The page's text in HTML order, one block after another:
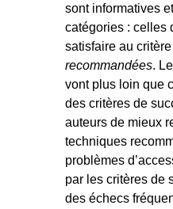
sont informatives
catégories : celles
satisfaire au
recommandées.
vont plus loin que
des critères de
auteurs de mieux
techniques
problèmes
par les critères de
des échecs